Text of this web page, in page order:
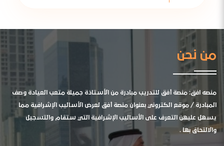
من نحن
منصه افق: منصة أفق للتدريب مبادرة من الأستاذة جميلة متعب العيادة وصف
المبادرة / موقع الكتروني بعنوان منصة أفق لعرض الأساليب الإشرافية مما
يسهل عليهن التعرف على الأساليب الإشرافية التي ستقام والتسجيل
والالتحاق بها .